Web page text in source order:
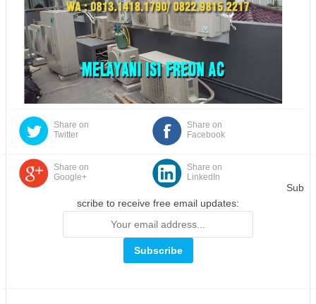
Share on
Facebook
Share on
Twitter
Share on
Google+
Share on
LinkedIn
Sub
scribe to receive free email updates: